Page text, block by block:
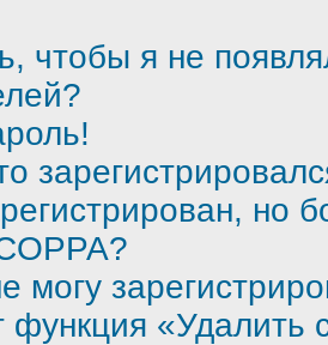
чтобы я не
но
могу
функция «Удалить